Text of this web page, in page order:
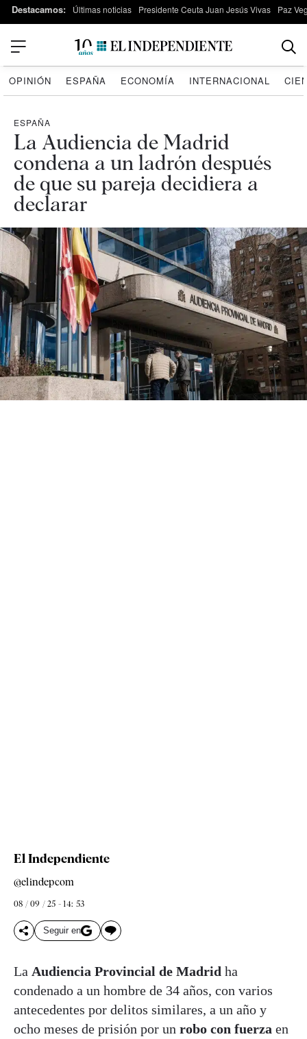
Destacamos: Últimas noticias Presidente Ceuta Juan Jesús Vivas Paz
OPINIÓN ESPAÑA ECONOMÍA INTERNACIONAL
ESPAÑA
La Audiencia de Madrid
condena a un ladrón después
de que su pareja decidiera a
declarar
El Independiente
@elindepcom
08 / 09 / 25 - 14: 53
Seguir en
La Audiencia Provincial de Madrid ha
condenado a un hombre de 34 años, con varios
antecedentes por delitos similares, a un año y
ocho meses de prisión por un robo con fuerza en